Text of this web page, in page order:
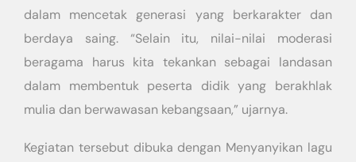
dalam mencetak generasi yang berkarakter dan
berdaya saing. “Selain itu, nilai-nilai moderasi
beragama harus kita tekankan sebagai landasan
dalam membentuk peserta didik yang berakhlak
mulia dan berwawasan kebangsaan,” ujarnya.
Kegiatan tersebut dibuka dengan Menyanyikan lagu